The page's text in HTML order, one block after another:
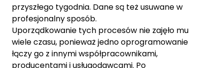
przyszłego tygodnia. Dane są też usuwane w
profesjonalny sposób.
Uporządkowanie tych procesów nie zajęło mu
wiele czasu, ponieważ jedno oprogramowanie
łączy go z innymi współpracownikami,
producentami i usługodawcami. Po